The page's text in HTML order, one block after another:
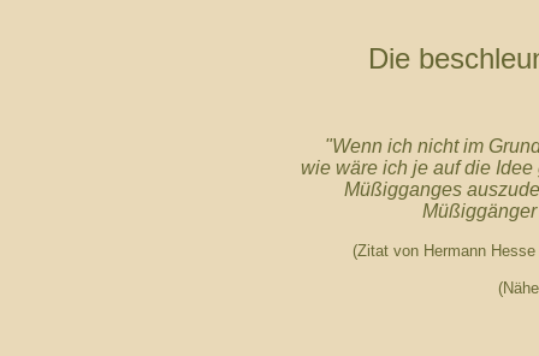
Die
"Wenn ich nicht im
wie wäre ich je auf die
Müßigganges
(Zitat von Hermann